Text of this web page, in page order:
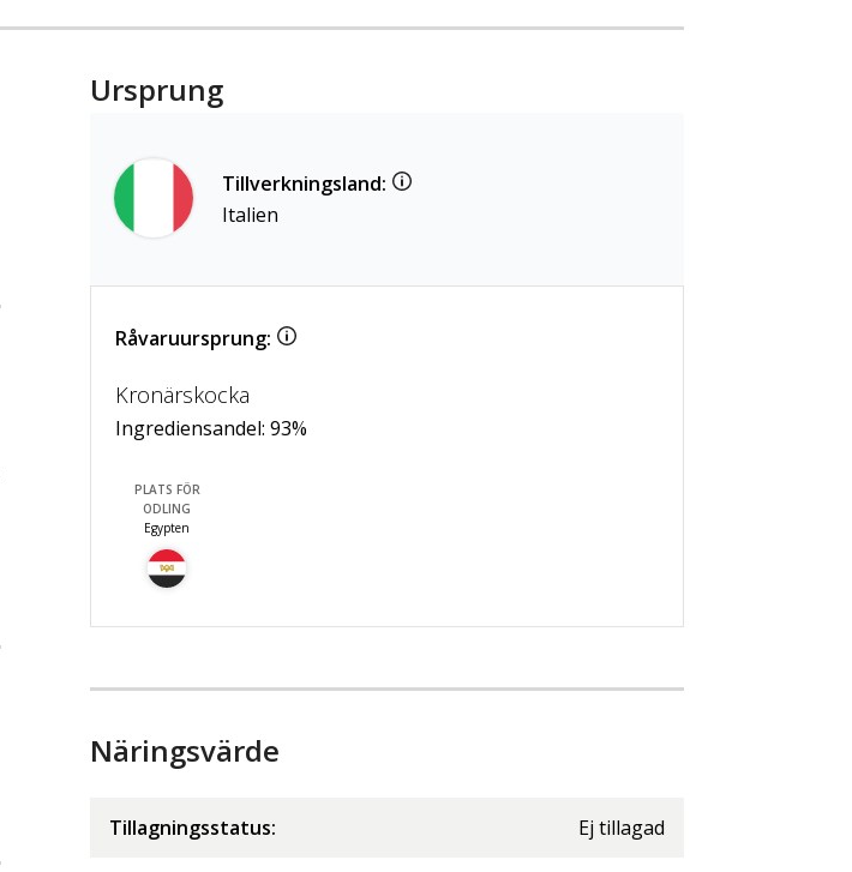
Ursprung
Tillverkningsland:
Italien
Råvaruursprung:
Kronärskocka
Ingrediensandel: 93%
PLATS FÖR
ODLING
Egypten
Näringsvärde
Tillagningsstatus: Ej tillagad